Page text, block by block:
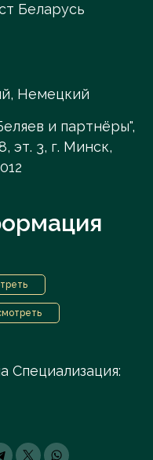
Беларусь
Немецкий
и партнёры",
эт. 3, г. Минск,
Специализация: